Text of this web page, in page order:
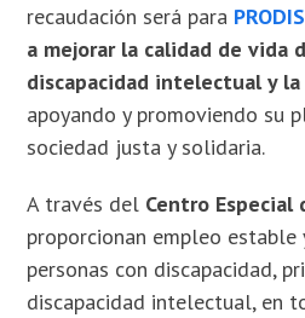
recaudación será para PRODIS
a mejorar la calidad de vida
discapacidad intelectual y
apoyando y promoviendo su
sociedad justa y solidaria.
A través del Centro Especial
proporcionan empleo estable
personas con discapacidad,
discapacidad intelectual, en